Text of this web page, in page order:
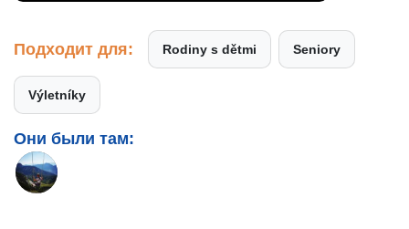
Подходит для: Rodiny s dětmi Seniory
Výletníky
Они были там: